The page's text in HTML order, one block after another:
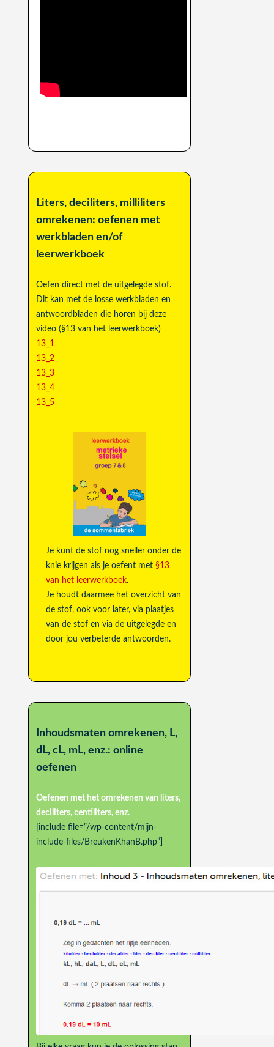
Liters, deciliters, milliliters
omrekenen: oefenen met
werkbladen en/of
leerwerkboek
Oefen direct met de uitgelegde stof.
Dit kan met de losse werkbladen en
antwoordbladen die horen bij deze
video (§13 van het leerwerkboek)
13_1
13_2
13_3
13_4
13_5
Je kunt de stof nog sneller onder de
knie krijgen als je oefent met §13
van het leerwerkboek.
Je houdt daarmee het overzicht van
de stof, ook voor later, via plaatjes
van de stof en via de uitgelegde en
door jou verbeterde antwoorden.
Inhoudsmaten omrekenen, L,
dL, cL, mL, enz.: online
oefenen
Oefenen met het omrekenen van liters,
deciliters, centiliters, enz.
[include file=”/wp-content/mijn-
include-files/BreukenKhanB.php”]